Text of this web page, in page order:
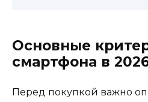
Основные
смартфона в
Перед покупкой важно